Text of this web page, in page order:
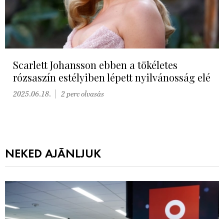
Scarlett Johansson ebben a tökéletes
rózsaszín estélyiben lépett nyilvánosság elé
2025.06.18. 2 perc olvasás
NEKED AJÁNLJUK